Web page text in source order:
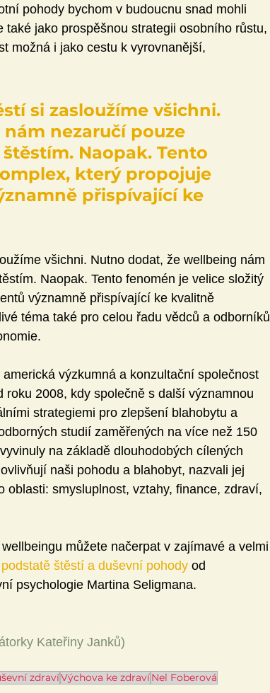
pohody bychom v budoucnu snad mohli
jako prospěšnou strategii osobního růstu,
možná i jako cestu k vyrovnanější,
si zasloužíme všichni.
nezaručí pouze
Naopak. Tento
který propojuje
přispívající ke
všichni. Nutno dodat, že wellbeing nám
Naopak. Tento fenomén je velice složitý
významně přispívající ke kvalitně
téma také pro celou řadu vědců a odborníků
výzkumná a konzultační společnost
2008, kdy společně s další významnou
strategiemi pro zlepšení blahobytu a
studií zaměřených na více než 150
na základě dlouhodobých cílených
naši pohodu a blahobyt, nazvali jej
oblasti: smysluplnost, vztahy, finance, zdraví,
můžete načerpat v zajímavé a velmi
štěstí a duševní pohody od
psychologie Martina Seligmana.
Kateřiny Janků)
zdravíVýchova ke zdravíNel Foberová